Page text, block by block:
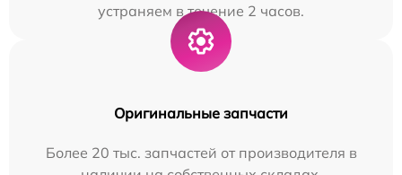
устраняем в течение 2 часов.
Оригинальные запчасти
Более 20 тыс. запчастей от производителя в